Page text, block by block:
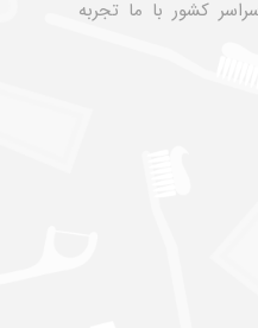
کشور با ما تجربه